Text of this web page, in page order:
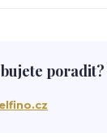
poradit?